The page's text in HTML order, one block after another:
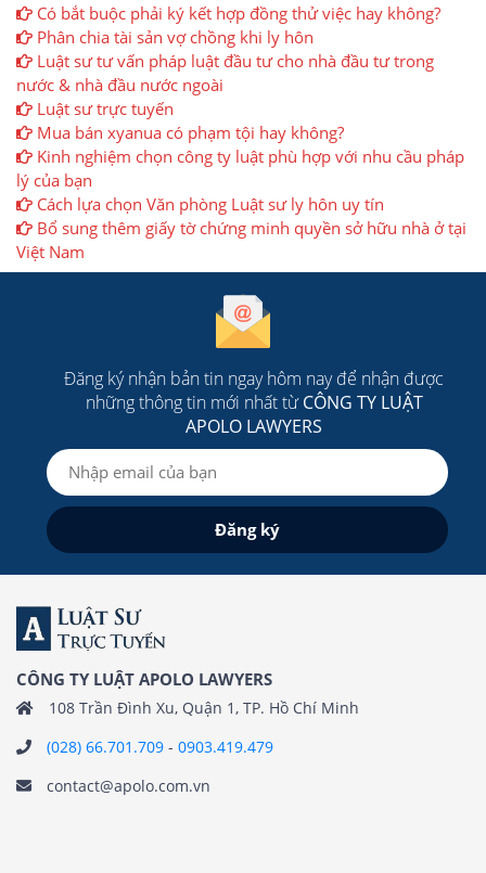
Có bắt buộc phải ký kết hợp đồng thử việc hay không?
Phân chia tài sản vợ chồng khi ly hôn
Luật sư tư vấn pháp luật đầu tư cho nhà đầu tư trong
nước & nhà đầu nước ngoài
Luật sư trực tuyến
Mua bán xyanua có phạm tội hay không?
Kinh nghiệm chọn công ty luật phù hợp với nhu cầu pháp
lý của bạn
Cách lựa chọn Văn phòng Luật sư ly hôn uy tín
Bổ sung thêm giấy tờ chứng minh quyền sở hữu nhà ở tại
Việt Nam
Đăng ký nhận bản tin ngay hôm nay để nhận được
những thông tin mới nhất từCÔNG TY LUẬT
APOLO LAWYERS
CÔNG TY LUẬT APOLO LAWYERS
108 Trần Đình Xu, Quận 1, TP. Hồ Chí Minh
(028) 66.701.709 - 0903.419.479
contact@apolo.com.vn